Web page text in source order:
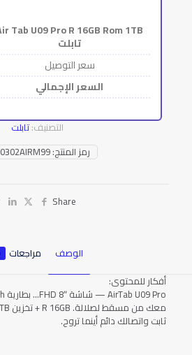
Tab U09 Pro R 16GB Rom 1TB
تابلت
سعر التوصيل
السعر الإجمالي
رمز المنتج:
التصنيف:تابلت
Share
الوصف مراجعات
أفكار للمحتوى:
ثابت واتصالك دائم أينما تروح.